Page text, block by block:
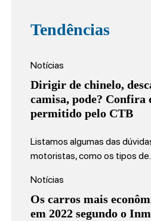
Tendências
Notícias
Dirigir de chinelo,
camisa, pode? Confira
permitido pelo CTB
Listamos algumas das
motoristas, como os tipos
Notícias
Os carros mais
em 2022 segundo o